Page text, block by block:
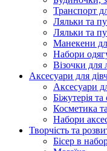
Транспорт
Ляльки та
Ляльки та
Манекени
Набори
Візочки для
Аксесуари для
Аксесуари
Біжутерія
Косметика
Набори
Творчість та
Бісер в